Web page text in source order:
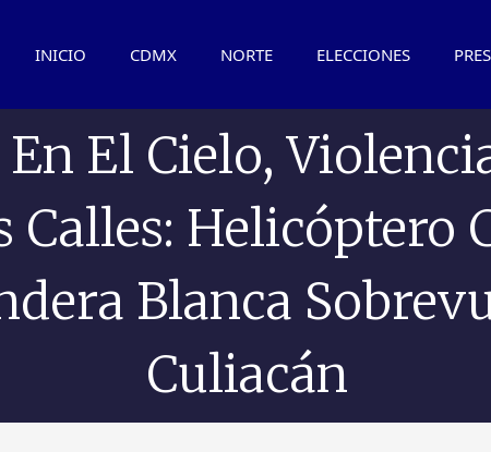
INICIO CDMX NORTE ELECCIONES
En El Cielo,
Calles: Helicóptero
Blanca
Culiacán